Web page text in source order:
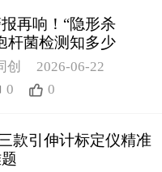
再响！“隐形杀
杆菌检测知多少
创
2026-06-22
0 0
款引伸计标定仪精准